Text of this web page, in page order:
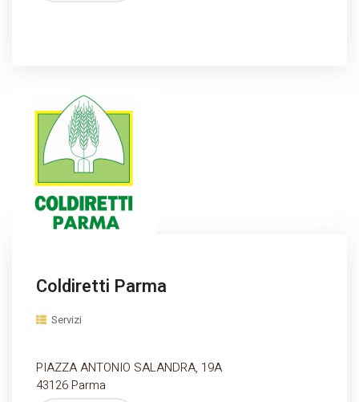
Coldiretti Parma
Servizi
PIAZZA ANTONIO SALANDRA, 19A
43126 Parma